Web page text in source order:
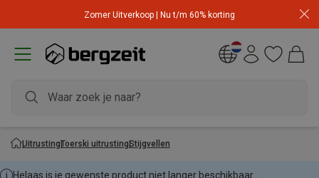
Zomer Uitverkoop | Nu t/m 60% korting
UitrustingToerski uitrustingStijgvellen
Helaas is je gewenste product niet langer beschikbaar....